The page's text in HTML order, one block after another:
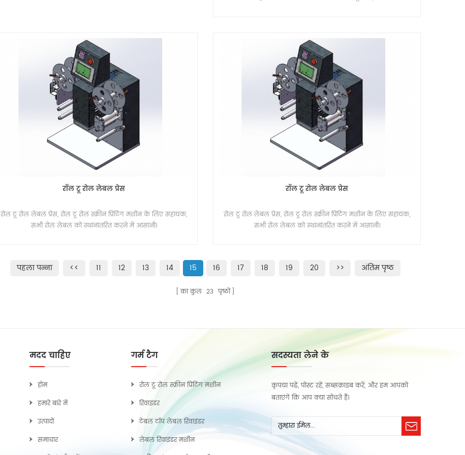
आयामmm 1100x1080x1200 (एलएक्सडब्ल्यूएक्सएच) स्क्रीन प्रिंटिंग
+/- 0.01 सब्सट्रेट मोटाईmm 0.02--0.5 मैक्स.एल्यूमीनियम फ्रेम
आकार:mm 800x1000 वायु स्रोत एमपीए 0.4--0.6 शक्तिKW3 बिजली
वोल्टेज वी / एचजेड 220/50 आयामmm 2950x1160x1650 (एलएक्�
रॉल टू रोल लेबल प्रेस
रोल टू रोल लेबल प्रेस, रोल टू रोल स्क्रीन प्रिंटिंग मशीन के लिए सहायक,
सभी रोल लेबल को स्थानांतरित करने में आसानी।
रॉल टू रोल लेबल प्रेस
रोल टू रोल लेबल प्रेस, रोल टू रोल स्क्रीन प्रिंटिंग मशीन के लिए सहायक,
सभी रोल लेबल को स्थानांतरित करने में आसानी।
पहला पन्ना << 11 12 13 14 15 16 17 18 19 20 >> अंतिम पृष्ठ
का कुल 23 पृष्ठों
मदद चाहिए
होम
हमारे बारे में
उत्पादों
समाचार
गर्म टैग
रोल टू रोल स्क्रीन प्रिंटिंग मशीन
रिवाइंडर
टेबल टॉप लेबल रिवाइंडर
लेबल रिवाइंडर मशीन
सदस्यता लेने के
कृपया पढ़ें, पोस्ट रहें, सब्सक्राइब करें, और हम आपको
बताएंगे कि आप क्या सोचते हैं।